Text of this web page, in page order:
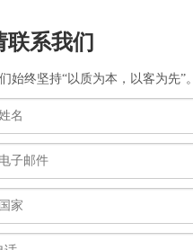
联系我们
始终坚持“以质为本，以客为先”。